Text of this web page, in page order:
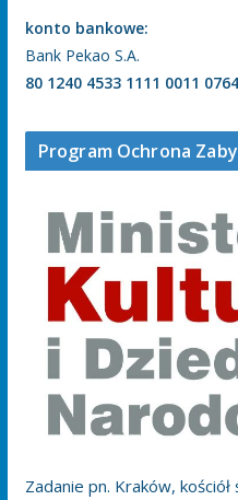
konto bankowe:
Bank Pekao S.A.
80 1240 4533 1111 0011
Program Ochrona
Zadanie pn. Kraków,